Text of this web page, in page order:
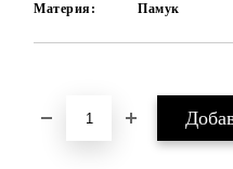
Материя:
Памук